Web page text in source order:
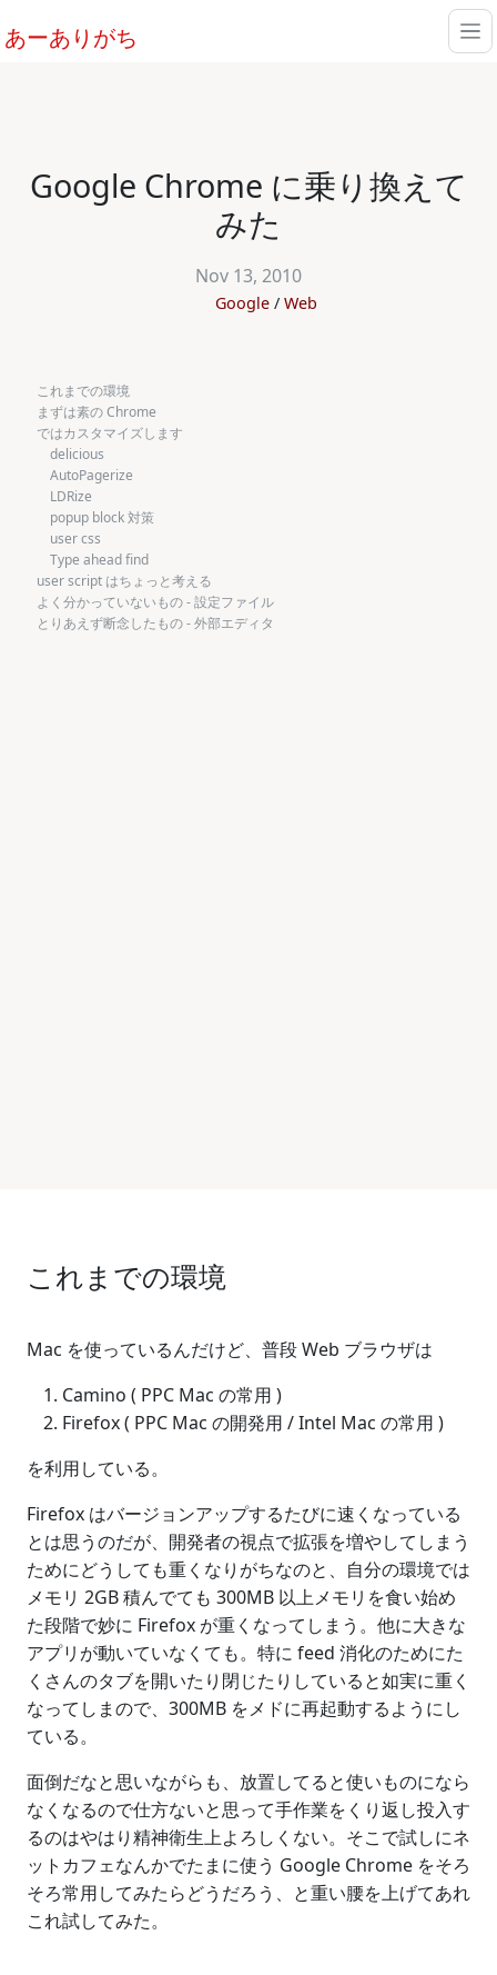
あーありがち
Google Chrome に乗り換えて
みた
Nov 13, 2010
Google Web
これまでの環境
まずは素の Chrome
ではカスタマイズします
delicious
AutoPagerize
LDRize
popup block 対策
user css
Type ahead find
user script はちょっと考える
よく分かっていないもの - 設定ファイル
とりあえず断念したもの - 外部エディタ
これまでの環境
Mac を使っているんだけど、普段 Web ブラウザは
Camino ( PPC Mac の常用 )
Firefox ( PPC Mac の開発用 / Intel Mac の常用 )
を利用している。
Firefox はバージョンアップするたびに速くなっている
とは思うのだが、開発者の視点で拡張を増やしてしまう
ためにどうしても重くなりがちなのと、自分の環境では
メモリ 2GB 積んでても 300MB 以上メモリを食い始め
た段階で妙に Firefox が重くなってしまう。他に大きな
アプリが動いていなくても。特に feed 消化のためにた
くさんのタブを開いたり閉じたりしていると如実に重く
なってしまので、300MB をメドに再起動するようにし
ている。
面倒だなと思いながらも、放置してると使いものになら
なくなるので仕方ないと思って手作業をくり返し投入す
るのはやはり精神衛生上よろしくない。そこで試しにネ
ットカフェなんかでたまに使う Google Chrome をそろ
そろ常用してみたらどうだろう、と重い腰を上げてあれ
これ試してみた。